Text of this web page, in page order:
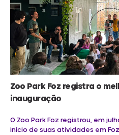
Zoo Park Foz registra o
inauguração
O Zoo Park Foz registrou, em
início de suas atividades em